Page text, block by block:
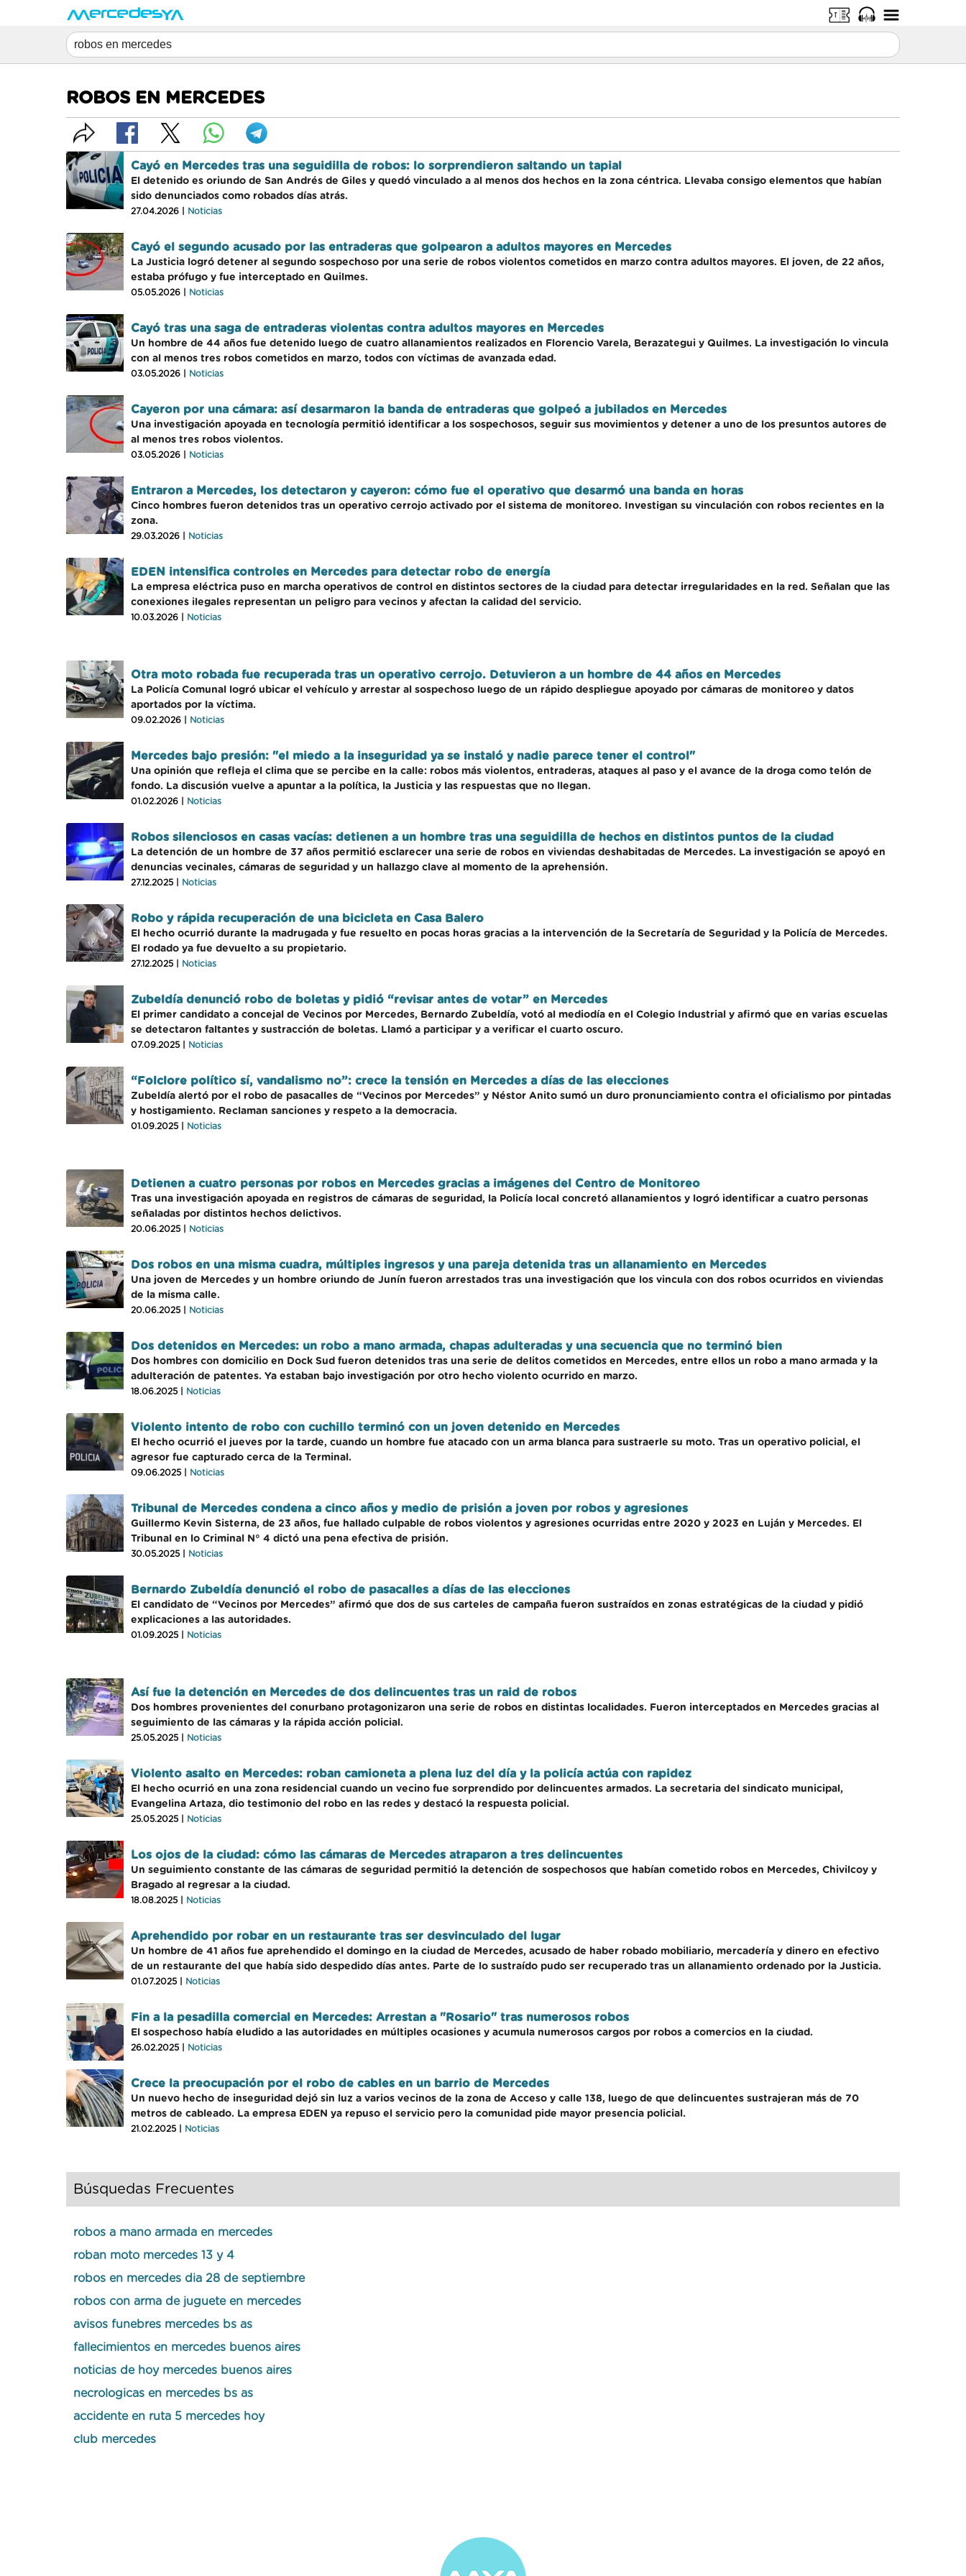
ROBOS EN MERCEDES
Cayó en Mercedes tras una seguidilla de robos: lo sorprendieron saltando un tapial
El detenido es oriundo de San Andrés de Giles y quedó vinculado a al menos dos hechos en la zona céntrica. Llevaba consigo elementos que habían
sido denunciados como robados días atrás.
27.04.2026 | Noticias
Cayó el segundo acusado por las entraderas que golpearon a adultos mayores en Mercedes
La Justicia logró detener al segundo sospechoso por una serie de robos violentos cometidos en marzo contra adultos mayores. El joven, de 22 años,
estaba prófugo y fue interceptado en Quilmes.
05.05.2026 | Noticias
Cayó tras una saga de entraderas violentas contra adultos mayores en Mercedes
Un hombre de 44 años fue detenido luego de cuatro allanamientos realizados en Florencio Varela, Berazategui y Quilmes. La investigación lo vincula
con al menos tres robos cometidos en marzo, todos con víctimas de avanzada edad.
03.05.2026 | Noticias
Cayeron por una cámara: así desarmaron la banda de entraderas que golpeó a jubilados en Mercedes
Una investigación apoyada en tecnología permitió identificar a los sospechosos, seguir sus movimientos y detener a uno de los presuntos autores de
al menos tres robos violentos.
03.05.2026 | Noticias
Entraron a Mercedes, los detectaron y cayeron: cómo fue el operativo que desarmó una banda en horas
Cinco hombres fueron detenidos tras un operativo cerrojo activado por el sistema de monitoreo. Investigan su vinculación con robos recientes en la
zona.
29.03.2026 | Noticias
EDEN intensifica controles en Mercedes para detectar robo de energía
La empresa eléctrica puso en marcha operativos de control en distintos sectores de la ciudad para detectar irregularidades en la red. Señalan que las
conexiones ilegales representan un peligro para vecinos y afectan la calidad del servicio.
10.03.2026 | Noticias
Otra moto robada fue recuperada tras un operativo cerrojo. Detuvieron a un hombre de 44 años en Mercedes
La Policía Comunal logró ubicar el vehículo y arrestar al sospechoso luego de un rápido despliegue apoyado por cámaras de monitoreo y datos
aportados por la víctima.
09.02.2026 | Noticias
Mercedes bajo presión: "el miedo a la inseguridad ya se instaló y nadie parece tener el control"
Una opinión que refleja el clima que se percibe en la calle: robos más violentos, entraderas, ataques al paso y el avance de la droga como telón de
fondo. La discusión vuelve a apuntar a la política, la Justicia y las respuestas que no llegan.
01.02.2026 | Noticias
Robos silenciosos en casas vacías: detienen a un hombre tras una seguidilla de hechos en distintos puntos de la ciudad
La detención de un hombre de 37 años permitió esclarecer una serie de robos en viviendas deshabitadas de Mercedes. La investigación se apoyó en
denuncias vecinales, cámaras de seguridad y un hallazgo clave al momento de la aprehensión.
27.12.2025 | Noticias
Robo y rápida recuperación de una bicicleta en Casa Balero
El hecho ocurrió durante la madrugada y fue resuelto en pocas horas gracias a la intervención de la Secretaría de Seguridad y la Policía de Mercedes.
El rodado ya fue devuelto a su propietario.
27.12.2025 | Noticias
Zubeldía denunció robo de boletas y pidió “revisar antes de votar” en Mercedes
El primer candidato a concejal de Vecinos por Mercedes, Bernardo Zubeldía, votó al mediodía en el Colegio Industrial y afirmó que en varias escuelas
se detectaron faltantes y sustracción de boletas. Llamó a participar y a verificar el cuarto oscuro.
07.09.2025 | Noticias
“Folclore político sí, vandalismo no”: crece la tensión en Mercedes a días de las elecciones
Zubeldía alertó por el robo de pasacalles de “Vecinos por Mercedes” y Néstor Anito sumó un duro pronunciamiento contra el oficialismo por pintadas
y hostigamiento. Reclaman sanciones y respeto a la democracia.
01.09.2025 | Noticias
Detienen a cuatro personas por robos en Mercedes gracias a imágenes del Centro de Monitoreo
Tras una investigación apoyada en registros de cámaras de seguridad, la Policía local concretó allanamientos y logró identificar a cuatro personas
señaladas por distintos hechos delictivos.
20.06.2025 | Noticias
Dos robos en una misma cuadra, múltiples ingresos y una pareja detenida tras un allanamiento en Mercedes
Una joven de Mercedes y un hombre oriundo de Junín fueron arrestados tras una investigación que los vincula con dos robos ocurridos en viviendas
de la misma calle.
20.06.2025 | Noticias
Dos detenidos en Mercedes: un robo a mano armada, chapas adulteradas y una secuencia que no terminó bien
Dos hombres con domicilio en Dock Sud fueron detenidos tras una serie de delitos cometidos en Mercedes, entre ellos un robo a mano armada y la
adulteración de patentes. Ya estaban bajo investigación por otro hecho violento ocurrido en marzo.
18.06.2025 | Noticias
Violento intento de robo con cuchillo terminó con un joven detenido en Mercedes
El hecho ocurrió el jueves por la tarde, cuando un hombre fue atacado con un arma blanca para sustraerle su moto. Tras un operativo policial, el
agresor fue capturado cerca de la Terminal.
09.06.2025 | Noticias
Tribunal de Mercedes condena a cinco años y medio de prisión a joven por robos y agresiones
Guillermo Kevin Sisterna, de 23 años, fue hallado culpable de robos violentos y agresiones ocurridas entre 2020 y 2023 en Luján y Mercedes. El
Tribunal en lo Criminal N° 4 dictó una pena efectiva de prisión.
30.05.2025 | Noticias
Bernardo Zubeldía denunció el robo de pasacalles a días de las elecciones
El candidato de “Vecinos por Mercedes” afirmó que dos de sus carteles de campaña fueron sustraídos en zonas estratégicas de la ciudad y pidió
explicaciones a las autoridades.
01.09.2025 | Noticias
Así fue la detención en Mercedes de dos delincuentes tras un raid de robos
Dos hombres provenientes del conurbano protagonizaron una serie de robos en distintas localidades. Fueron interceptados en Mercedes gracias al
seguimiento de las cámaras y la rápida acción policial.
25.05.2025 | Noticias
Violento asalto en Mercedes: roban camioneta a plena luz del día y la policía actúa con rapidez
El hecho ocurrió en una zona residencial cuando un vecino fue sorprendido por delincuentes armados. La secretaria del sindicato municipal,
Evangelina Artaza, dio testimonio del robo en las redes y destacó la respuesta policial.
25.05.2025 | Noticias
Los ojos de la ciudad: cómo las cámaras de Mercedes atraparon a tres delincuentes
Un seguimiento constante de las cámaras de seguridad permitió la detención de sospechosos que habían cometido robos en Mercedes, Chivilcoy y
Bragado al regresar a la ciudad.
18.08.2025 | Noticias
Aprehendido por robar en un restaurante tras ser desvinculado del lugar
Un hombre de 41 años fue aprehendido el domingo en la ciudad de Mercedes, acusado de haber robado mobiliario, mercadería y dinero en efectivo
de un restaurante del que había sido despedido días antes. Parte de lo sustraído pudo ser recuperado tras un allanamiento ordenado por la Justicia.
01.07.2025 | Noticias
Fin a la pesadilla comercial en Mercedes: Arrestan a "Rosario" tras numerosos robos
El sospechoso había eludido a las autoridades en múltiples ocasiones y acumula numerosos cargos por robos a comercios en la ciudad.
26.02.2025 | Noticias
Crece la preocupación por el robo de cables en un barrio de Mercedes
Un nuevo hecho de inseguridad dejó sin luz a varios vecinos de la zona de Acceso y calle 138, luego de que delincuentes sustrajeran más de 70
metros de cableado. La empresa EDEN ya repuso el servicio pero la comunidad pide mayor presencia policial.
21.02.2025 | Noticias
Búsquedas Frecuentes
robos a mano armada en mercedes
roban moto mercedes 13 y 4
robos en mercedes dia 28 de septiembre
robos con arma de juguete en mercedes
avisos funebres mercedes bs as
fallecimientos en mercedes buenos aires
noticias de hoy mercedes buenos aires
necrologicas en mercedes bs as
accidente en ruta 5 mercedes hoy
club mercedes